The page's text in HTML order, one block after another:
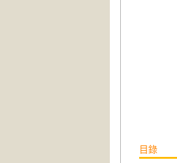
目錄